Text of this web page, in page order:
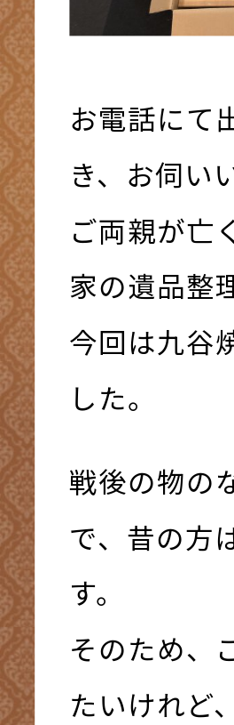
お電話にて
き、お伺い
ご両親が亡
家の遺品整
今回は九谷
した。
戦後の物の
で、昔の方
す。
そのため、
たいけれど